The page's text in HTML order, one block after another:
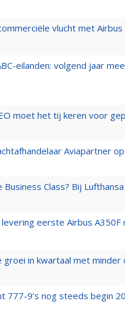
vlucht met
eilanden: volgend jaar
moet het tij keren voor
Aviapartner
Business Class? Bij
eerste Airbus
groei in kwartaal met
777-9’s nog steeds begin